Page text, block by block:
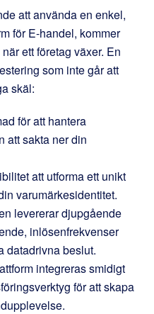
att använda en enkel,
för E-handel, kommer
ett företag växer. En
som inte går att
skäl:
för att hantera
att sakta ner din
att utforma ett unikt
varumärkesidentitet.
levererar djupgående
inlösenfrekvenser
datadrivna beslut.
integreras smidigt
för att skapa